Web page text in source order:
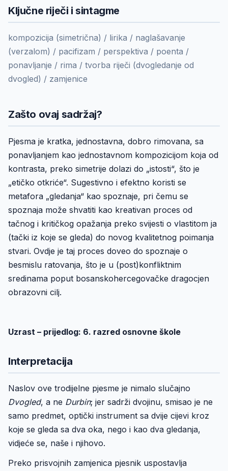
Ključne riječi i sintagme
kompozicija (simetrična) / lirika / naglašavanje
(verzalom) / pacifizam / perspektiva / poenta /
ponavljanje / rima / tvorba riječi (dvogledanje od
dvogled) / zamjenice
Zašto ovaj sadržaj?
Pjesma je kratka, jednostavna, dobro rimovana, sa
ponavljanjem kao jednostavnom kompozicijom koja od
kontrasta, preko simetrije dolazi do „istosti“, što je
„etičko otkriće“. Sugestivno i efektno koristi se
metafora „gledanja“ kao spoznaje, pri čemu se
spoznaja može shvatiti kao kreativan proces od
tačnog i kritičkog opažanja preko svijesti o vlastitom ja
(tački iz koje se gleda) do novog kvalitetnog poimanja
stvari. Ovdje je taj proces doveo do spoznaje o
besmislu ratovanja, što je u (post)konfliktnim
sredinama poput bosanskohercegovačke dragocjen
obrazovni cilj.
Uzrast – prijedlog: 6. razred osnovne škole
Interpretacija
Naslov ove trodijelne pjesme je nimalo slučajno
Dvogled, a ne Durbin; jer sadrži dvojinu, smisao je ne
samo predmet, optički instrument sa dvije cijevi kroz
koje se gleda sa dva oka, nego i kao dva gledanja,
vidjeće se, naše i njihovo.
Preko prisvojnih zamjenica pjesnik uspostavlja